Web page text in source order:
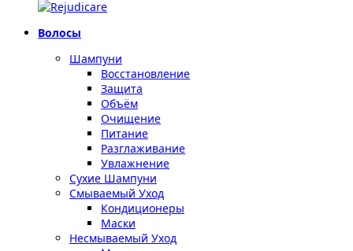
Волосы
Шампуни
Восстановление
Защита
Объём
Очищение
Питание
Разглаживание
Увлажнение
Сухие Шампуни
Смываемый Уход
Кондиционеры
Маски
Несмываемый Уход